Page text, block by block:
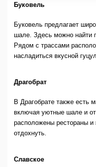
Буковель
Буковель предлагает
шале. Здесь можно найти
Рядом с трассами
насладиться вкусной
Драгобрат
В Драгобрате также есть
включая уютные шале и
расположены рестораны и
отдохнуть.
Славское